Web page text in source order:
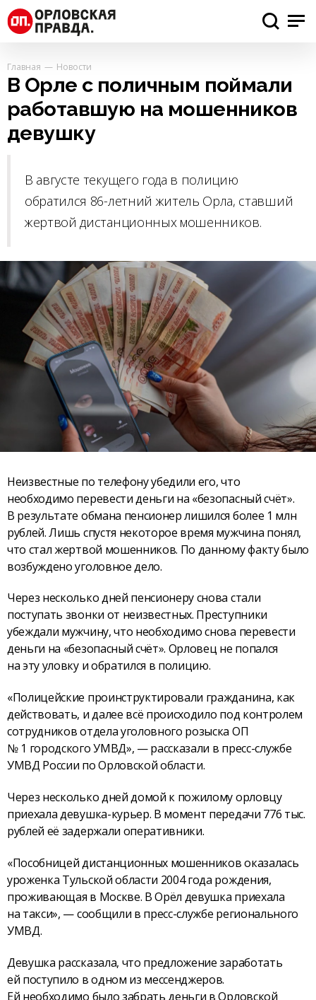
Главная Новости
В Орле с поличным поймали
работавшую на мошенников
девушку
В августе текущего года в полицию
обратился 86-летний житель Орла, ставший
жертвой дистанционных мошенников.
Неизвестные по телефону убедили его, что
необходимо перевести деньги на «безопасный счёт».
В результате обмана пенсионер лишился более 1 млн
рублей. Лишь спустя некоторое время мужчина понял,
что стал жертвой мошенников. По данному факту было
возбуждено уголовное дело.
Через несколько дней пенсионеру снова стали
поступать звонки от неизвестных. Преступники
убеждали мужчину, что необходимо снова перевести
деньги на «безопасный счёт». Орловец не попался
на эту уловку и обратился в полицию.
«Полицейские проинструктировали гражданина, как
действовать, и далее всё происходило под контролем
сотрудников отдела уголовного розыска ОП
№ 1 городского УМВД», — рассказали в пресс-службе
УМВД России по Орловской области.
Через несколько дней домой к пожилому орловцу
приехала девушка-курьер. В момент передачи 776 тыс.
рублей её задержали оперативники.
«Пособницей дистанционных мошенников оказалась
уроженка Тульской области 2004 года рождения,
проживающая в Москве. В Орёл девушка приехала
на такси», — сообщили в пресс-службе регионального
УМВД.
Девушка рассказала, что предложение заработать
ей поступило в одном из мессенджеров.
Ей необходимо было забрать деньги в Орловской